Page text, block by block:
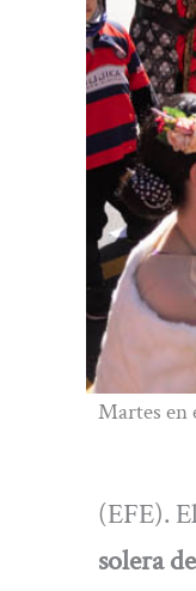
Martes en
(EFE).
solera